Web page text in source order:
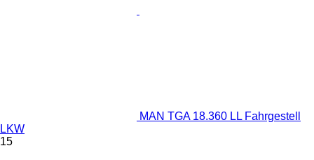
MAN TGA 18.360 LL Fahrgestell
LKW
15